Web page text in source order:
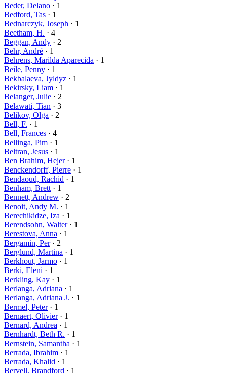
Beder, Delano · 1
Bedford, Tas · 1
Bednarczyk, Joseph · 1
Beetham, H. · 4
Beggan, Andy · 2
Behr, André · 1
Behrens, Marilda Aparecida · 1
Beile, Penny · 1
Bekbalaeva, Jyldyz · 1
Bekirsky, Liam · 1
Belanger, Julie · 2
Belawati, Tian · 3
Belikov, Olga · 2
Bell, F. · 1
Bell, Frances · 4
Bellinga, Pim · 1
Beltran, Jesus · 1
Ben Brahim, Hejer· 1
Benckendorff, Pierre · 1
Bendaoud, Rachid · 1
Benham, Brett · 1
Bennett, Andrew · 2
Benoit, Andy M. · 1
Berechikidze, Iza · 1
Berendsohn, Walter· 1
Berestova, Anna · 1
Bergamin, Per· 2
Berglund, Martina · 1
Berkhout, Jarmo · 1
Berki, Eleni · 1
Berkling, Kay · 1
Berlanga, Adriana · 1
Berlanga, Adriana J. · 1
Bermel, Peter· 1
Bernaert, Olivier· 1
Bernard, Andrea · 1
Bernhardt, Beth R. · 1
Bernstein, Samantha · 1
Berrada, Ibrahim · 1
Berrada, Khalid · 1
Bervell, Brandford · 1